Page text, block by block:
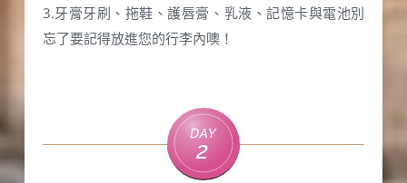
3.牙膏牙刷、拖鞋、護唇膏、乳液、記憶卡與電池別
忘了要記得放進您的行李內噢！
Day
2